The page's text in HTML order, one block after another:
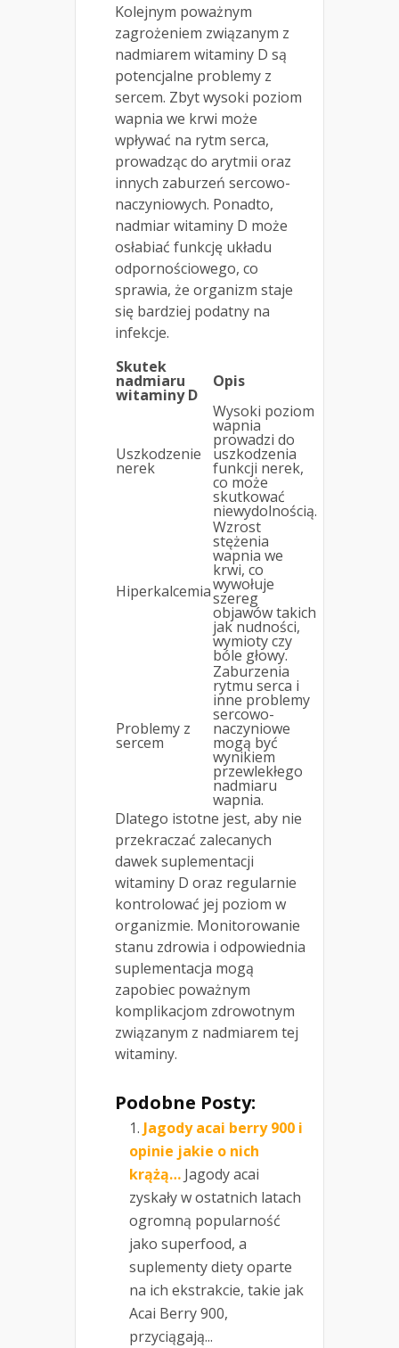
Kolejnym poważnym
zagrożeniem związanym z
nadmiarem witaminy D są
potencjalne problemy z
sercem. Zbyt wysoki poziom
wapnia we krwi może
wpływać na rytm serca,
prowadząc do arytmii oraz
innych zaburzeń sercowo-
naczyniowych. Ponadto,
nadmiar witaminy D może
osłabiać funkcję układu
odpornościowego, co
sprawia, że organizm staje
się bardziej podatny na
infekcje.
Skutek
nadmiaru
witaminy D
Opis
Uszkodzenie
nerek
Wysoki poziom
wapnia
prowadzi do
uszkodzenia
funkcji nerek,
co może
skutkować
niewydolnością.
Hiperkalcemia
Wzrost
stężenia
wapnia we
krwi, co
wywołuje
szereg
objawów takich
jak nudności,
wymioty czy
bóle głowy.
Problemy z
sercem
Zaburzenia
rytmu serca i
inne problemy
sercowo-
naczyniowe
mogą być
wynikiem
przewlekłego
nadmiaru
wapnia.
Dlatego istotne jest, aby nie
przekraczać zalecanych
dawek suplementacji
witaminy D oraz regularnie
kontrolować jej poziom w
organizmie. Monitorowanie
stanu zdrowia i odpowiednia
suplementacja mogą
zapobiec poważnym
komplikacjom zdrowotnym
związanym z nadmiarem tej
witaminy.
Podobne Posty:
Jagody acai berry 900 i
opinie jakie o nich
krążą… Jagody acai
zyskały w ostatnich latach
ogromną popularność
jako superfood, a
suplementy diety oparte
na ich ekstrakcie, takie jak
Acai Berry 900,
przyciągają...